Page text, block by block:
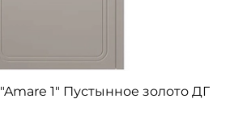
Двери WestStyle "Amare 1" Пустынное золото ДГ